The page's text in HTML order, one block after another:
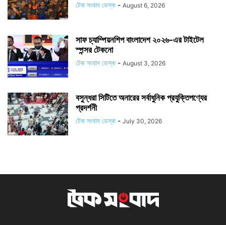
টেক সংবাদ ডেস্ক - August 6, 2026
সাফ চ্যাম্পিয়নশিপ বাংলাদেশ ২০২৬-এর টাইটেল
স্পন্সর টেকনো
টেক সংবাদ ডেস্ক - August 3, 2026
বসুন্ধরা সিটিতে অনারের সর্বাধুনিক প্রযুক্তিপণ্যের
প্রদর্শনী
টেক সংবাদ ডেস্ক - July 30, 2026